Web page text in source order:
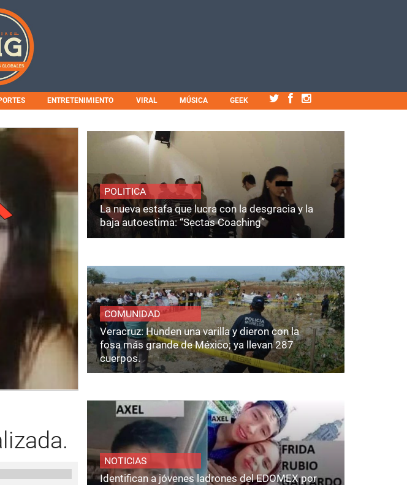
ENTRETENIMIENTO VIRAL MÚSICA GEEK
POLITICA
La nueva estafa que lucra con la desgracia y la
baja autoestima: “Sectas Coaching”
COMUNIDAD
Veracruz: Hunden una varilla y dieron con la
fosa más grande de México; ya llevan 287
cuerpos.
NOTICIAS
Identifican a jóvenes ladrones del EDOMEX por